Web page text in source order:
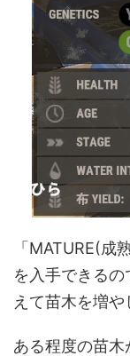
「MATURE(成
を入手できる
えて苗木を増や
ある程度の苗木